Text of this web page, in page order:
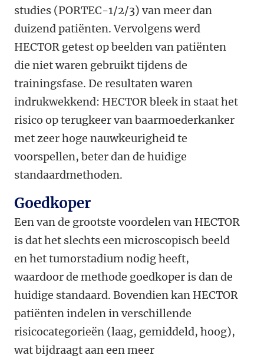
studies (PORTEC-1/2/3) van meer dan
duizend patiënten. Vervolgens werd
HECTOR getest op beelden van patiënten
die niet waren gebruikt tijdens de
trainingsfase. De resultaten waren
indrukwekkend: HECTOR bleek in staat het
risico op terugkeer van baarmoederkanker
met zeer hoge nauwkeurigheid te
voorspellen, beter dan de huidige
standaardmethoden.
Goedkoper
Een van de grootste voordelen van HECTOR
is dat het slechts een microscopisch beeld
en het tumorstadium nodig heeft,
waardoor de methode goedkoper is dan de
huidige standaard. Bovendien kan HECTOR
patiënten indelen in verschillende
risicocategorieën (laag, gemiddeld, hoog),
wat bijdraagt aan een meer